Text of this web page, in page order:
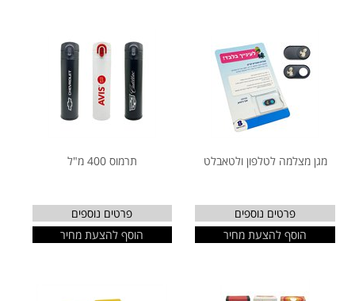
מגן מצלמה לטלפון ולטאבלט
פרטים נוספים
הוסף להצעת מחיר
תרמוס 400 מ"ל
פרטים נוספים
הוסף להצעת מחיר